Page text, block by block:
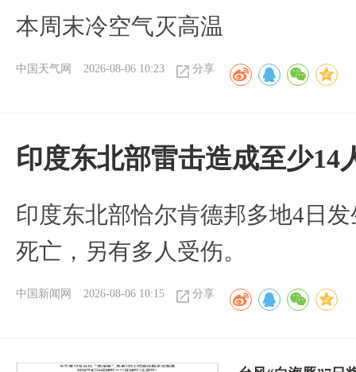
本周末冷空气灭高温
中国天气网 2026-08-06 10:23 分享
印度东北部雷击造成至少14
印度东北部恰尔肯德邦多地4日
死亡，另有多人受伤。
中国新闻网 2026-08-06 10:15 分享